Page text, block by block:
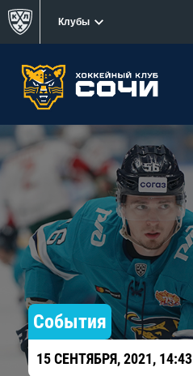
Клубы
События
15 СЕНТЯБРЯ, 2021, 14:43